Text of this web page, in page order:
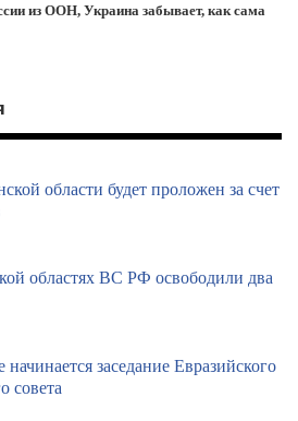
из ООН, Украина забывает, как сама
области будет проложен за счет
областях ВС РФ освободили два
заседание Евразийского
совета